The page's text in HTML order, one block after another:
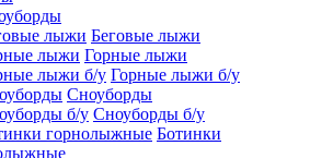
Беговые лыжи
Горные лыжи
Горные лыжи б/у
Сноуборды
Сноуборды б/у
Ботинки